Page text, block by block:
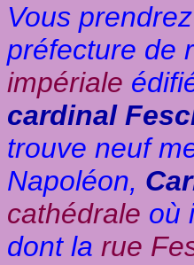
Vous
préfecture de
impériale
cardinal
trouve neuf
Napoléon,
cathédrale où
dont la rue